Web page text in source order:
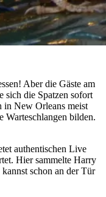
Aber die Gäste am
sich die Spatzen sofort
in New Orleans meist
Warteschlangen bilden.
authentischen Live
Hier sammelte Harry
schon an der Tür